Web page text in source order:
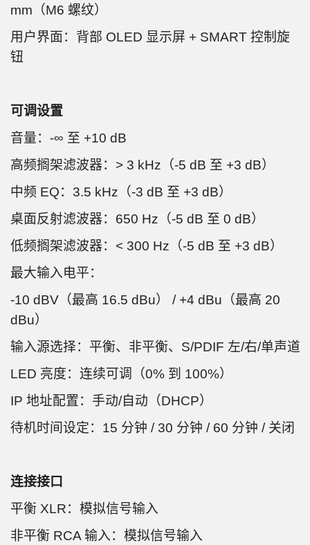
mm（M6 螺纹）
用户界面：背部 OLED 显示屏 + SMART 控制旋
钮
可调设置
音量：-∞ 至 +10 dB
高频搁架滤波器：> 3 kHz（-5 dB 至 +3 dB）
中频 EQ：3.5 kHz（-3 dB 至 +3 dB）
桌面反射滤波器：650 Hz（-5 dB 至 0 dB）
低频搁架滤波器：< 300 Hz（-5 dB 至 +3 dB）
最大输入电平：
-10 dBV（最高 16.5 dBu） / +4 dBu（最高 20
dBu）
输入源选择：平衡、非平衡、S/PDIF 左/右/单声道
LED 亮度：连续可调（0% 到 100%）
IP 地址配置：手动/自动（DHCP）
待机时间设定：15 分钟 / 30 分钟 / 60 分钟 / 关闭
连接接口
平衡 XLR：模拟信号输入
非平衡 RCA 输入：模拟信号输入